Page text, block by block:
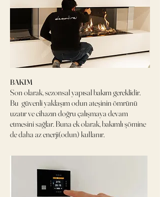
BAKIM
Son olarak, sezonsal yapısal bakım gereklidir.
Bu güvenli yaklaşım odun ateşinin ömrünü
uzatır ve cihazın doğru çalışmaya devam
etmesini sağlar. Buna ek olarak, bakımlı şömine
de daha az enerji(odun) kullanır.